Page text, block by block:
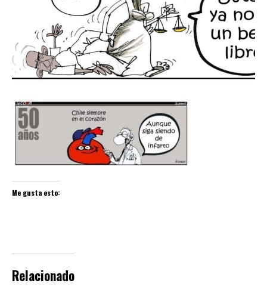
Me gusta esto:
Relacionado